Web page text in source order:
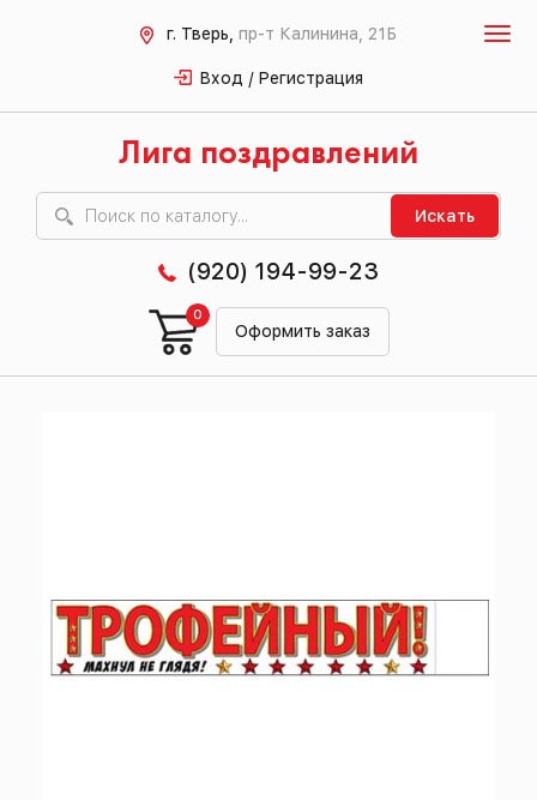
г. Тверь, пр-т Калинина, 21Б
Вход / Регистрация
Лига поздравлений
Искать
(920) 194-99-23
Оформить заказ
0